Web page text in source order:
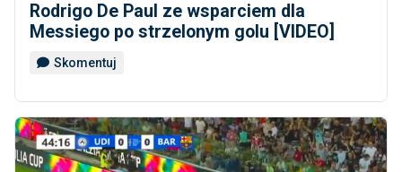
Rodrigo De Paul ze wsparciem dla
Messiego po strzelonym golu [VIDEO]
Skomentuj